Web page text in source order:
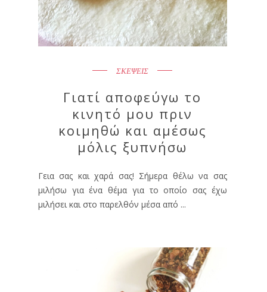
ΣΚΕΨΕΙΣ
Γιατί αποφεύγω το
κινητό μου πριν
κοιμηθώ και αμέσως
μόλις ξυπνήσω
Γεια σας και χαρά σας! Σήμερα θέλω να σας
μιλήσω για ένα θέμα για το οποίο σας έχω
μιλήσει και στο παρελθόν μέσα από ...